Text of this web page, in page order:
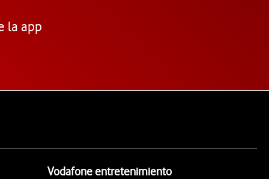
la app
Vodafone entretenimiento